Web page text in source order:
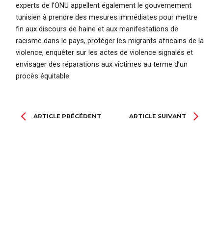
experts de l’ONU appellent également le gouvernement
tunisien à prendre des mesures immédiates pour mettre
fin aux discours de haine et aux manifestations de
racisme dans le pays, protéger les migrants africains de la
violence, enquêter sur les actes de violence signalés et
envisager des réparations aux victimes au terme d’un
procès équitable.
Prev
ARTICLE PRÉCÉDENT ARTICLE SUIVANT